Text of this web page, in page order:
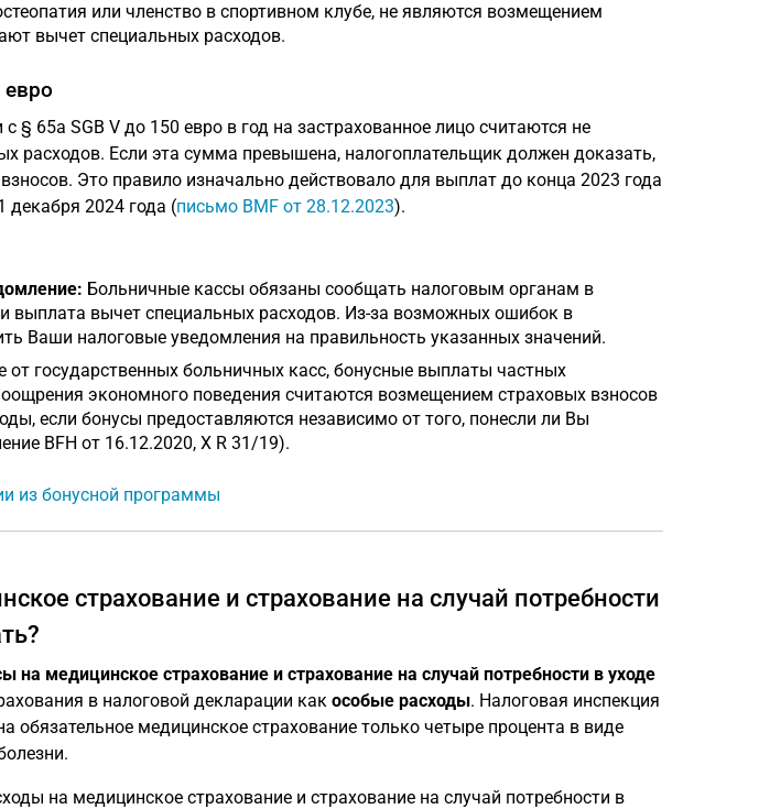
или членство в спортивном клубе, не являются возмещением
вычет специальных расходов.
§ 65a SGB V до 150 евро в год на застрахованное лицо считаются не
расходов. Если эта сумма превышена, налогоплательщик должен доказать,
Это правило изначально действовало для выплат до конца 2023 года
2024 года (письмо BMF от 28.12.2023).
Больничные кассы обязаны сообщать налоговым органам в
выплата вычет специальных расходов. Из-за возможных ошибок в
Ваши налоговые уведомления на правильность указанных значений.
от государственных больничных касс, бонусные выплаты частных
экономного поведения считаются возмещением страховых взносов
если бонусы предоставляются независимо от того, понесли ли Вы
BFH от 16.12.2020, X R 31/19).
из бонусной программы
страхование и страхование на случай потребности
на медицинское страхование и страхование на случай потребности в уходе
в налоговой декларации как особые расходы. Налоговая инспекция
обязательное медицинское страхование только четыре процента в виде
на медицинское страхование и страхование на случай потребности в